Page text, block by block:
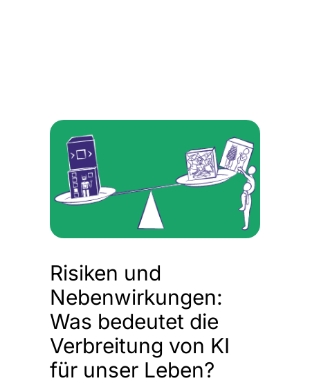
Risiken und
Nebenwirkungen:
Was bedeutet die
Verbreitung von KI
für unser Leben?